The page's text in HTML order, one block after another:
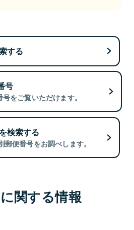
する
号
をご覧いただけます。
検索する
便番号をお調べします。
関する情報